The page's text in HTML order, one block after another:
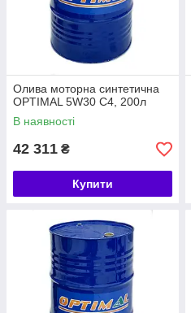
Олива моторна синтетична
OPTIMAL 5W30 C4, 200л
В наявності
42 311 ₴
Купити